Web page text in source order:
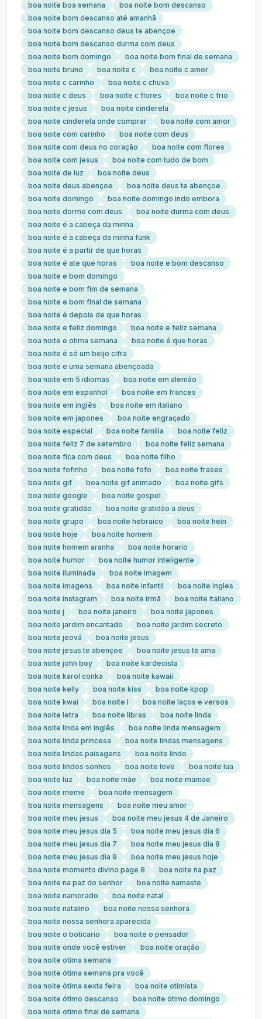
boa noite boa semana
boa noite bom descanso
boa noite bom descanso até amanhã
boa noite bom descanso deus te abençoe
boa noite bom descanso durma com deus
boa noite bom domingo
boa noite bom final de semana
boa noite bruno
boa noite c
boa noite c amor
boa noite c carinho
boa noite c chuva
boa noite c deus
boa noite c flores
boa noite c frio
boa noite c jesus
boa noite cinderela
boa noite cinderela onde comprar
boa noite com amor
boa noite com carinho
boa noite com deus
boa noite com deus no coração
boa noite com flores
boa noite com jesus
boa noite com tudo de bom
boa noite de luz
boa noite deus
boa noite deus abençoe
boa noite deus te abençoe
boa noite domingo
boa noite domingo indo embora
boa noite dorme com deus
boa noite durma com deus
boa noite é a cabeça da minha
boa noite é a cabeça da minha funk
boa noite é a partir de que horas
boa noite é ate que horas
boa noite e bom descanso
boa noite e bom domingo
boa noite e bom fim de semana
boa noite e bom final de semana
boa noite é depois de que horas
boa noite e feliz domingo
boa noite e feliz semana
boa noite e otima semana
boa noite é que horas
boa noite é só um beijo cifra
boa noite e uma semana abençoada
boa noite em 5 idiomas
boa noite em alemão
boa noite em espanhol
boa noite em frances
boa noite em inglês
boa noite em italiano
boa noite em japones
boa noite engraçado
boa noite especial
boa noite família
boa noite feliz
boa noite feliz 7 de setembro
boa noite feliz semana
boa noite fica com deus
boa noite filho
boa noite fofinho
boa noite fofo
boa noite frases
boa noite gif
boa noite gif animado
boa noite gifs
boa noite google
boa noite gospel
boa noite gratidão
boa noite gratidão a deus
boa noite grupo
boa noite hebraico
boa noite hein
boa noite hoje
boa noite homem
boa noite homem aranha
boa noite horario
boa noite humor
boa noite humor inteligente
boa noite iluminada
boa noite imagem
boa noite imagens
boa noite infantil
boa noite ingles
boa noite instagram
boa noite irmã
boa noite italiano
boa noite j
boa noite janeiro
boa noite japones
boa noite jardim encantado
boa noite jardim secreto
boa noite jeová
boa noite jesus
boa noite jesus te abençoe
boa noite jesus te ama
boa noite john boy
boa noite kardecista
boa noite karol conka
boa noite kawaii
boa noite kelly
boa noite kiss
boa noite kpop
boa noite kwai
boa noite l
boa noite laços e versos
boa noite letra
boa noite libras
boa noite linda
boa noite linda em inglês
boa noite linda mensagem
boa noite linda princesa
boa noite lindas mensagens
boa noite lindas paisagens
boa noite lindo
boa noite lindos sonhos
boa noite love
boa noite lua
boa noite luz
boa noite mãe
boa noite mamae
boa noite meme
boa noite mensagem
boa noite mensagens
boa noite meu amor
boa noite meu jesus
boa noite meu jesus 4 de Janeiro
boa noite meu jesus dia 5
boa noite meu jesus dia 6
boa noite meu jesus dia 7
boa noite meu jesus dia 8
boa noite meu jesus dia 9
boa noite meu jesus hoje
boa noite momento divino page 8
boa noite na paz
boa noite na paz do senhor
boa noite namaste
boa noite namorado
boa noite natal
boa noite natalino
boa noite nossa senhora
boa noite nossa senhora aparecida
boa noite o boticario
boa noite o pensador
boa noite onde você estiver
boa noite oração
boa noite otima semana
boa noite ótima semana pra você
boa noite ótima sexta feira
boa noite otimista
boa noite ótimo descanso
boa noite ótimo domingo
boa noite otimo final de semana